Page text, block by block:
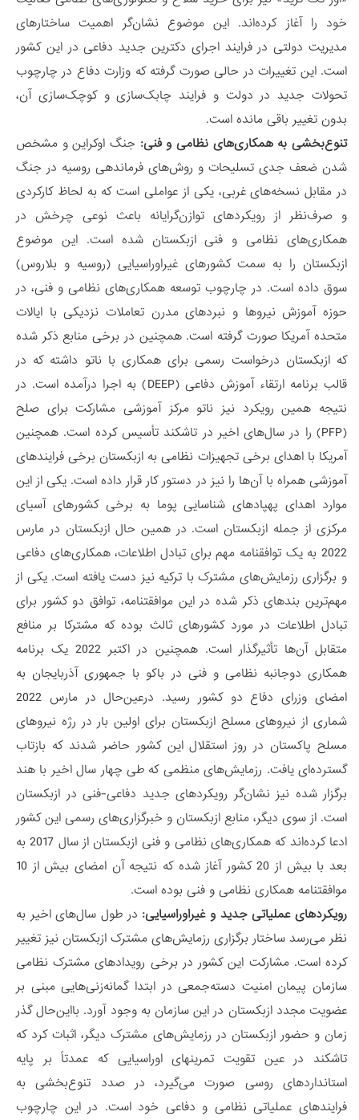
خود را آغاز کرده‌اند. این موضوع نشان‌گر اهمیت ساختارهای
مدیریت دولتی در فرایند اجرای دکترین جدید دفاعی در این کشور
است. این تغییرات در حالی صورت گرفته که وزارت دفاع در چارچوب
تحولات جدید در دولت و فرایند چابک‌سازی و کوچک‌سازی آن،
بدون تغییر باقی مانده است.
تنوع‌بخشی به همکاری‌های نظامی و فنی: جنگ اوکراین و مشخص
شدن ضعف جدی تسلیحات و روش‌های فرماندهی روسیه در جنگ
در مقابل نسخه‌های غربی، یکی از عواملی است که به لحاظ کارکردی
و صرف‌نظر از رویکردهای توازن‌گرایانه باعث نوعی چرخش در
همکاری‌های نظامی و فنی ازبکستان شده است. این موضوع
ازبکستان را به سمت کشورهای غیراوراسیایی (روسیه و بلاروس)
سوق داده است. در چارچوب توسعه همکاری‌های نظامی و فنی، در
حوزه آموزش نیروها و نبردهای مدرن تعاملات نزدیکی با ایالات
متحده آمریکا صورت گرفته است. همچنین در برخی منابع ذکر شده
که ازبکستان درخواست رسمی برای همکاری با ناتو داشته که در
قالب برنامه ارتقاء آموزش دفاعی (DEEP) به اجرا درآمده است. در
نتیجه همین رویکرد نیز ناتو مرکز آموزشی مشارکت برای صلح
(PFP) را در سال‌های اخیر در تاشکند تأسیس کرده است. همچنین
آمریکا با اهدای برخی تجهیزات نظامی به ازبکستان برخی فرایندهای
آموزشی همراه با آن‌ها را نیز در دستور کار قرار داده است. یکی از این
موارد اهدای پهپادهای شناسایی پوما به برخی کشورهای آسیای
مرکزی از جمله ازبکستان است. در همین حال ازبکستان در مارس
2022 به یک توافقنامه مهم برای تبادل اطلاعات، همکاری‌های دفاعی
و برگزاری رزمایش‌های مشترک با ترکیه نیز دست یافته است. یکی از
مهم‌ترین بندهای ذکر شده در این موافقتنامه، توافق دو کشور برای
تبادل اطلاعات در مورد کشورهای ثالث بوده که مشترکا بر منافع
متقابل آن‌ها تأثیرگذار است. همچنین در اکتبر 2022 یک برنامه
همکاری دوجانبه نظامی و فنی در باکو با جمهوری آذربایجان به
امضای وزرای دفاع دو کشور رسید. درعین‌حال در مارس 2022
شماری از نیروهای مسلح ازبکستان برای اولین بار در رژه نیروهای
مسلح پاکستان در روز استقلال این کشور حاضر شدند که بازتاب
گسترده‌ای یافت. رزمایش‌های منظمی که طی چهار سال اخیر با هند
برگزار شده نیز نشان‌گر رویکردهای جدید دفاعی-فنی در ازبکستان
است. از سوی دیگر، منابع ازبکستان و خبرگزاری‌های رسمی این کشور
ادعا کرده‌اند که همکاری‌های نظامی و فنی ازبکستان از سال 2017 به
بعد با بیش از 20 کشور آغاز شده که نتیجه آن امضای بیش از 10
موافقتنامه همکاری نظامی و فنی بوده است.
رویکردهای عملیاتی جدید و غیراوراسیایی: در طول سال‌های اخیر به
نظر می‌رسد ساختار برگزاری رزمایش‌های مشترک ازبکستان نیز تغییر
کرده است. مشارکت این کشور در برخی رویدادهای مشترک نظامی
سازمان پیمان امنیت دسته‌جمعی در ابتدا گمانه‌زنی‌هایی مبنی بر
عضویت مجدد ازبکستان در این سازمان به وجود آورد. بااین‌حال گذر
زمان و حضور ازبکستان در رزمایش‌های مشترک دیگر، اثبات کرد که
تاشکند در عین تقویت تمرینهای اوراسیایی که عمدتاً بر پایه
استانداردهای روسی صورت می‌گیرد، در صدد تنوع‌بخشی به
فرایندهای عملیاتی نظامی و دفاعی خود است. در این چارچوب